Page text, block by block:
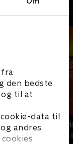
fra
den bedste
og til at
data til
andres
Zorro the
Børneserier • 1